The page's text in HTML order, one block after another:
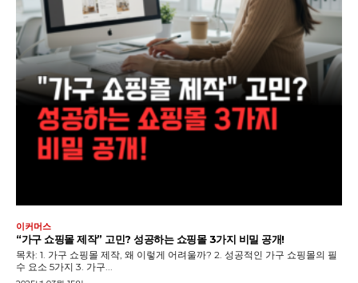
이커머스
“가구 쇼핑몰 제작” 고민? 성공하는 쇼핑몰 3가지 비밀 공개!
목차: 1. 가구 쇼핑몰 제작, 왜 이렇게 어려울까? 2. 성공적인 가구 쇼핑몰의 필
수 요소 5가지 3. 가구...